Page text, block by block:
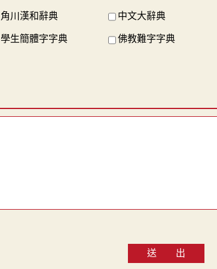
角川漢和辭典 中文大辭典
學生簡體字字典 佛教難字字典
送 出